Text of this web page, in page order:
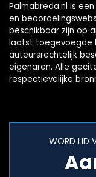
Palmabreda.nl is
en
beschikbaar zijn op
laatst toegevoegde
auteursrechtelijk
eigenaren. Alle
respectievelijke
WORD LID